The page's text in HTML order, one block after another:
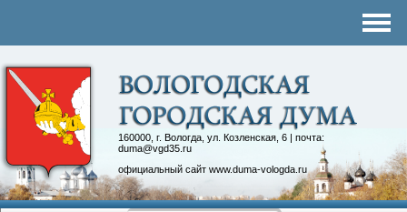
160000, г. Вологда, ул. Козленская, 6 | почта:
duma@vgd35.ru
официальный сайт www.duma-vologda.ru
Контакты
Депутатские объединения